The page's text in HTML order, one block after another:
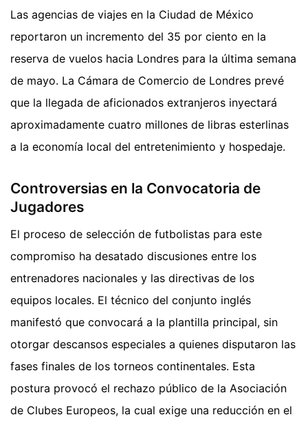
Las agencias de viajes en la Ciudad de México
reportaron un incremento del 35 por ciento en la
reserva de vuelos hacia Londres para la última semana
de mayo. La Cámara de Comercio de Londres prevé
que la llegada de aficionados extranjeros inyectará
aproximadamente cuatro millones de libras esterlinas
a la economía local del entretenimiento y hospedaje.
Controversias en la Convocatoria de
Jugadores
El proceso de selección de futbolistas para este
compromiso ha desatado discusiones entre los
entrenadores nacionales y las directivas de los
equipos locales. El técnico del conjunto inglés
manifestó que convocará a la plantilla principal, sin
otorgar descansos especiales a quienes disputaron las
fases finales de los torneos continentales. Esta
postura provocó el rechazo público de la Asociación
de Clubes Europeos, la cual exige una reducción en el